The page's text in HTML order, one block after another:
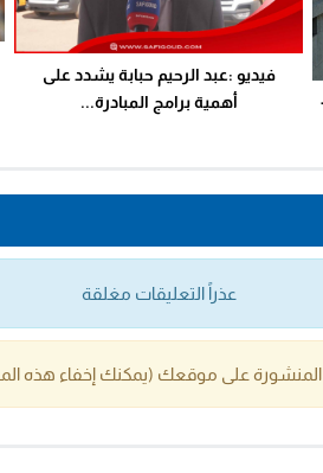
فيديو :عبد الرحيم حبابة يشدد على
أهمية برامج المبادرة...
عذراً التعليقات مغلقة
على موقعك (يمكنك إخفاء هذه